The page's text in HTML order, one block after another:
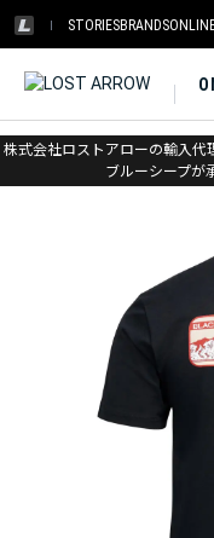
STORIESBRANDS
株式会社ロストアローの輸入
ブルーシープが
ホーム > アウトレット > ア